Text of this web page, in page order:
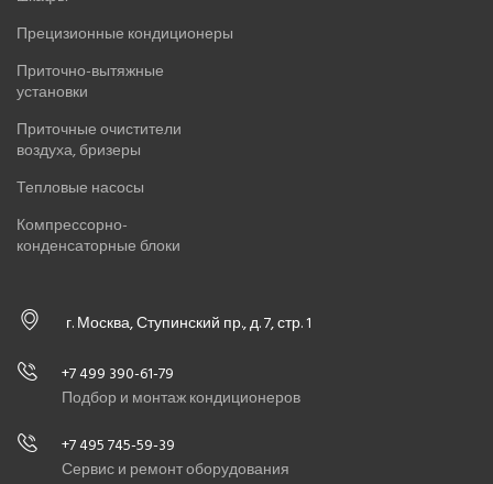
Прецизионные кондиционеры
Приточно-вытяжные
установки
Приточные очистители
воздуха, бризеры
Тепловые насосы
Компрессорно-
конденсаторные блоки
г. Москва, Ступинский пр., д. 7, стр. 1
+7 499 390-61-79
Подбор и монтаж кондиционеров
+7 495 745-59-39
Сервис и ремонт оборудования